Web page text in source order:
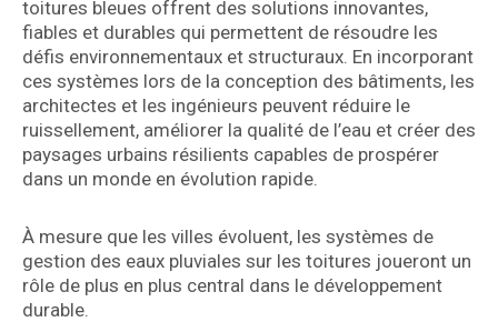
toitures bleues offrent des solutions innovantes,
fiables et durables qui permettent de résoudre les
défis environnementaux et structuraux. En incorporant
ces systèmes lors de la conception des bâtiments, les
architectes et les ingénieurs peuvent réduire le
ruissellement, améliorer la qualité de l’eau et créer des
paysages urbains résilients capables de prospérer
dans un monde en évolution rapide.
À mesure que les villes évoluent, les systèmes de
gestion des eaux pluviales sur les toitures joueront un
rôle de plus en plus central dans le développement
durable.